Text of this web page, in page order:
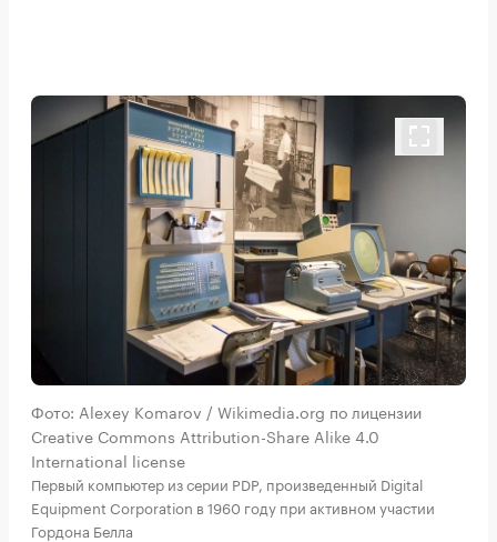
Фото: Alexey Komarov / Wikimedia.org по лицензии
Creative Commons Attribution-Share Alike 4.0
International license
Первый компьютер из серии PDP, произведенный Digital
Equipment Corporation в 1960 году при активном участии
Гордона Белла